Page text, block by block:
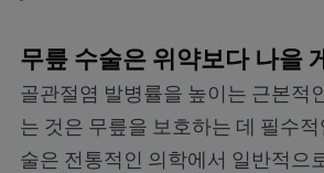
무릎 수술은 위약보다 나을
골관절염 발병률을 높이는 근본적
는 것은 무릎을 보호하는 데 필수
술은 전통적인 의학에서 일반적으